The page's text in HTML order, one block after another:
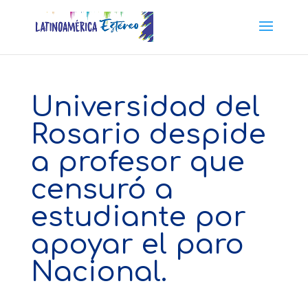
Universidad del
Rosario despide
a profesor que
censuró a
estudiante por
apoyar el paro
Nacional.